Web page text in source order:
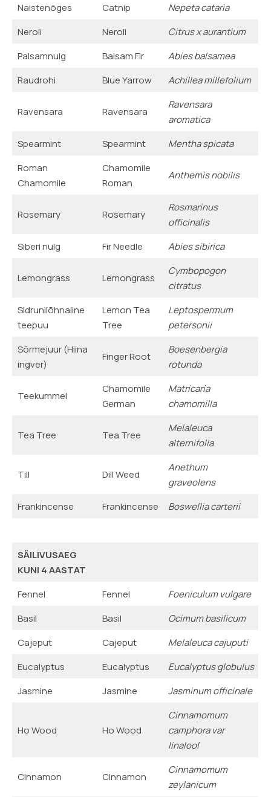
Naistenõges Catnip
Nepeta cataria
Neroli
Neroli
Citrus x aurantium
Palsamnulg
Balsam Fir
Abies balsamea
Raudrohi
Blue Yarrow Achillea millefolium
Ravensara Ravensara
Ravensara
aromatica
Spearmint
Spearmint
Mentha spicata
Roman
Chamomile
Chamomile
Roman
Anthemis nobilis
Rosemary Rosemary
Rosmarinus
officinalis
Siberi nulg
Fir Needle Abies sibirica
Lemongrass Lemongrass
Cymbopogon
citratus
Sidrunilõhnaline
teepuu
Lemon Tea
Tree
Leptospermum
petersonii
Sõrmejuur (Hiina
ingver)
Finger Root
Boesenbergia
rotunda
Teekummel
Chamomile
German
Matricaria
chamomilla
Tea Tree Tea Tree
Melaleuca
alternifolia
Till Dill Weed
Anethum
graveolens
Frankincense
Frankincense Boswellia carterii
SÄILIVUSAEG
KUNI 4 AASTAT
Fennel
Fennel
Foeniculum vulgare
Basil
Basil
Ocimum basilicum
Cajeput
Cajeput
Melaleuca cajuputi
Eucalyptus
Eucalyptus
Eucalyptus globulus
Jasmine
Jasmine Jasminum officinale
Ho Wood Ho Wood
Cinnamomum
camphora var
linalool
Cinnamon Cinnamon
Cinnamomum
zeylanicum